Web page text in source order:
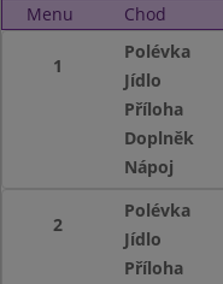
Menu
Chod
1
Polévka
Jídlo
Příloha
Doplněk
Nápoj
2
Polévka
Jídlo
Příloha